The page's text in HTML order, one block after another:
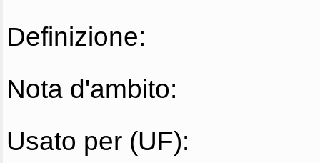
Definizione:
Nota d'ambito:
Usato per (UF):